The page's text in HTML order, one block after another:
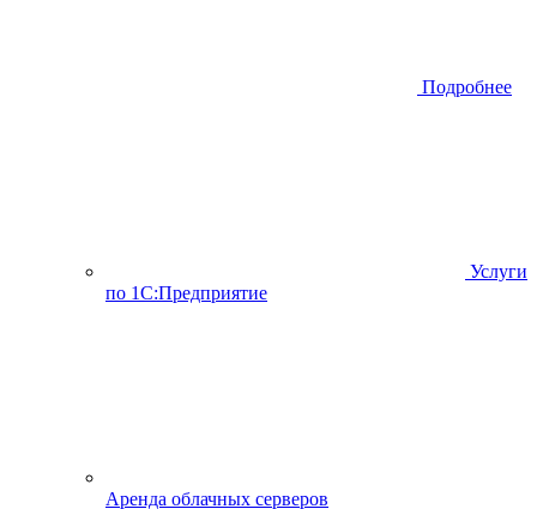
Подробнее
Услуги
по 1С:Предприятие
Аренда облачных серверов